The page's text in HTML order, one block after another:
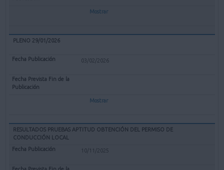
Mostrar
PLENO 29/01/2026
03/02/2026
Mostrar
RESULTADOS PRUEBAS APTITUD OBTENCIÓN DEL PERMISO DE
CONDUCCIÓN LOCAL
10/11/2025